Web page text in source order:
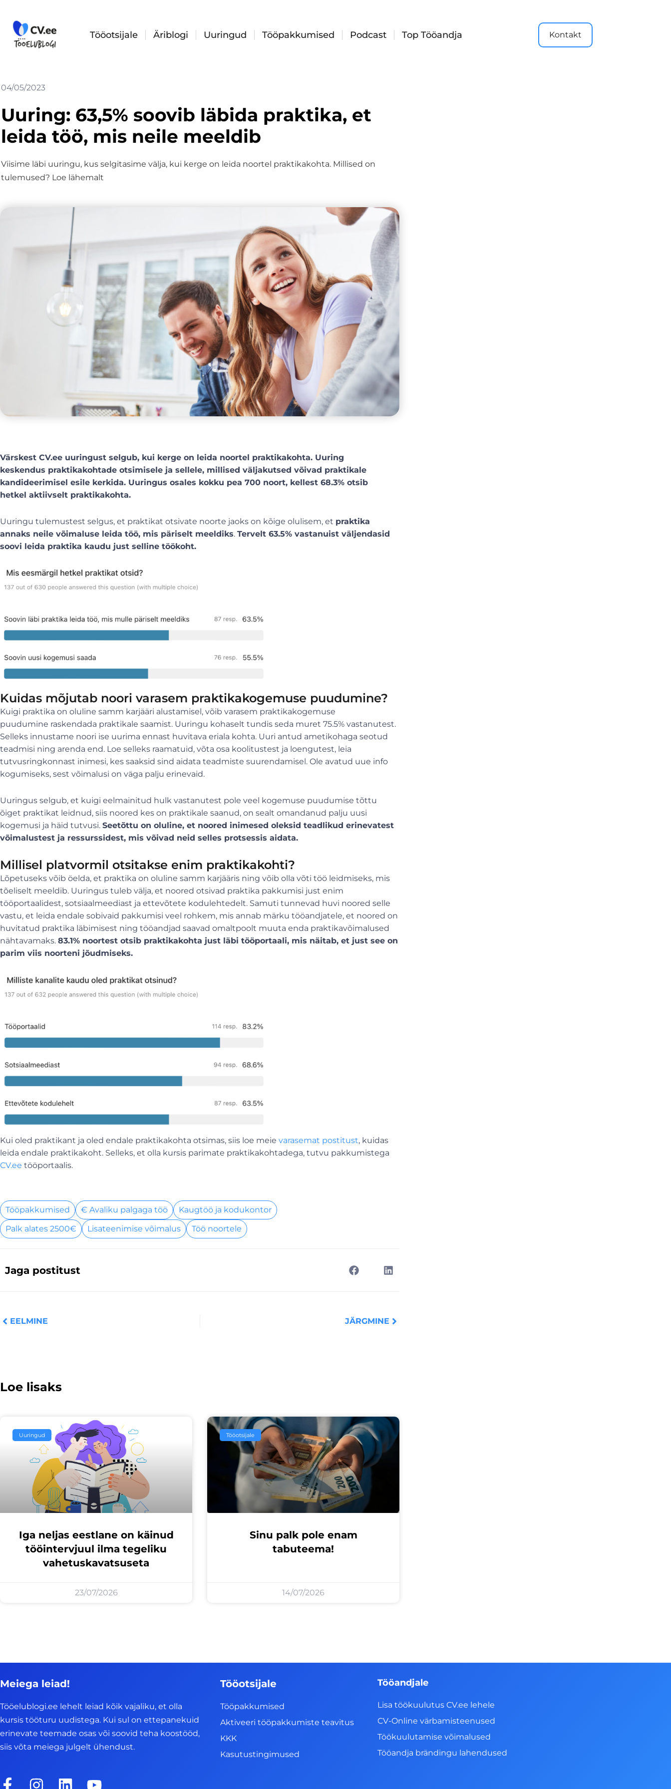
content
Tööotsijale Äriblogi Uuringud Tööpakkumised Podcast Top Tööandja Kontakt
04/05/2023
Uuring: 63,5% soovib läbida praktika, et
leida töö, mis neile meeldib
Viisime läbi uuringu, kus selgitasime välja, kui kerge on leida noortel praktikakohta. Millised on
tulemused? Loe lähemalt
Värskest CV.ee uuringust selgub, kui kerge on leida noortel praktikakohta. Uuring
keskendus praktikakohtade otsimisele ja sellele, millised väljakutsed võivad praktikale
kandideerimisel esile kerkida. Uuringus osales kokku pea 700 noort, kellest 68.3% otsib
hetkel aktiivselt praktikakohta.
Uuringu tulemustest selgus, et praktikat otsivate noorte jaoks on kõige olulisem, et praktika
annaks neile võimaluse leida töö, mis päriselt meeldiks. Tervelt 63.5% vastanuist väljendasid
soovi leida praktika kaudu just selline töökoht.
Kuidas mõjutab noori varasem praktikakogemuse puudumine?
Kuigi praktika on oluline samm karjääri alustamisel, võib varasem praktikakogemuse
puudumine raskendada praktikale saamist. Uuringu kohaselt tundis seda muret 75.5% vastanutest.
Selleks innustame noori ise uurima ennast huvitava eriala kohta. Uuri antud ametikohaga seotud
teadmisi ning arenda end. Loe selleks raamatuid, võta osa koolitustest ja loengutest, leia
tutvusringkonnast inimesi, kes saaksid sind aidata teadmiste suurendamisel. Ole avatud uue info
kogumiseks, sest võimalusi on väga palju erinevaid.
Uuringus selgub, et kuigi eelmainitud hulk vastanutest pole veel kogemuse puudumise tõttu
õiget praktikat leidnud, siis noored kes on praktikale saanud, on sealt omandanud palju uusi
kogemusi ja häid tutvusi. Seetõttu on oluline, et noored inimesed oleksid teadlikud erinevatest
võimalustest ja ressurssidest, mis võivad neid selles protsessis aidata.
Millisel platvormil otsitakse enim praktikakohti?
Lõpetuseks võib öelda, et praktika on oluline samm karjääris ning võib olla võti töö leidmiseks, mis
tõeliselt meeldib. Uuringus tuleb välja, et noored otsivad praktika pakkumisi just enim
tööportaalidest, sotsiaalmeediast ja ettevõtete kodulehtedelt. Samuti tunnevad huvi noored selle
vastu, et leida endale sobivaid pakkumisi veel rohkem, mis annab märku tööandjatele, et noored on
huvitatud praktika läbimisest ning tööandjad saavad omaltpoolt muuta enda praktikavõimalused
nähtavamaks. 83.1% noortest otsib praktikakohta just läbi tööportaali, mis näitab, et just see on
parim viis noorteni jõudmiseks.
Kui oled praktikant ja oled endale praktikakohta otsimas, siis loe meie varasemat postitust, kuidas
leida endale praktikakoht. Selleks, et olla kursis parimate praktikakohtadega, tutvu pakkumistega
CV.ee tööportaalis.
Tööpakkumised € Avaliku palgaga töö
Kaugtöö ja kodukontor
Palk alates 2500€
Lisateenimise võimalus Töö noortele
Jaga postitust
EELMINE JÄRGMINE
Loe lisaks
Uuringud
Iga neljas eestlane on käinud
tööintervjuul ilma tegeliku
vahetuskavatsuseta
23/07/2026
Tööotsijale
Sinu palk pole enam
tabuteema!
14/07/2026
Meiega leiad!
Tööelublogi.ee lehelt leiad kõik vajaliku, et olla
kursis tööturu uudistega. Kui sul on ettepanekuid
erinevate teemade osas või soovid teha koostööd,
siis võta meiega julgelt ühendust.
F I L Y
Tööotsijale
Tööpakkumised
Aktiveeri tööpakkumiste teavitus
KKK
Kasutustingimused
Tööandjale
Lisa töökuulutus CV.ee lehele
CV-Online värbamisteenused
Töökuulutamise võimalused
Tööandja brändingu lahendused